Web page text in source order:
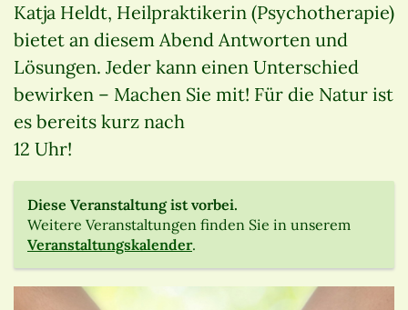
Katja Heldt, Heilpraktikerin (Psychotherapie)
bietet an diesem Abend Antworten und
Lösungen. Jeder kann einen Unterschied
bewirken – Machen Sie mit! Für die Natur ist
es bereits kurz nach
12 Uhr!
Diese Veranstaltung ist vorbei.
Weitere Veranstaltungen finden Sie in unserem
Veranstaltungskalender.